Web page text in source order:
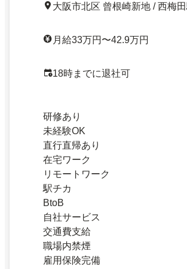
大阪市北区 曾根崎新地 / 西梅
月給33万円〜42.9万円
18時までに退社可
研修あり
未経験OK
直行直帰あり
在宅ワーク
リモートワーク
駅チカ
BtoB
自社サービス
交通費支給
職場内禁煙
雇用保険完備